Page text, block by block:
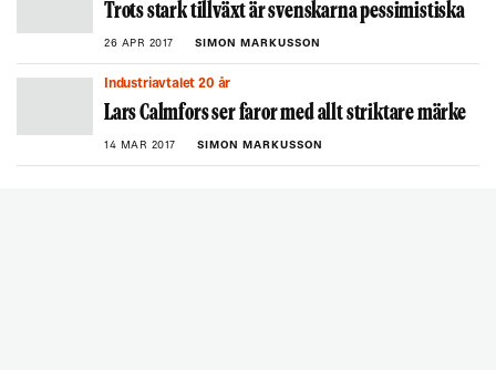
Trots stark tillväxt är svenskarna pessimistiska
26 APR 2017 SIMON MARKUSSON
Industriavtalet 20 år
Lars Calmfors ser faror med allt striktare märke
14 MAR 2017 SIMON MARKUSSON